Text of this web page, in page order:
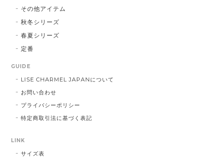
その他アイテム
秋冬シリーズ
春夏シリーズ
定番
GUIDE
LISE CHARMEL JAPANについて
お問い合わせ
プライバシーポリシー
特定商取引法に基づく表記
LINK
サイズ表